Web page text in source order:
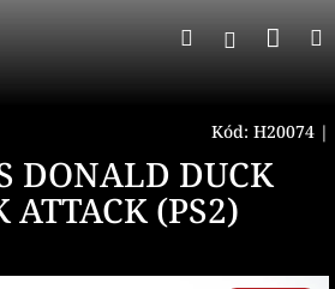
Hľadať
Kód: H20074 |
DONALD DUCK
ATTACK (PS2)